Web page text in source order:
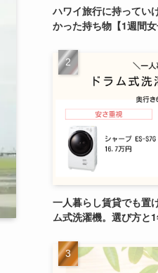
ハワイ旅行に持ってい
かった持ち物【1週間女
一人暮らし賃貸でも置
ム式洗濯機。選び方と